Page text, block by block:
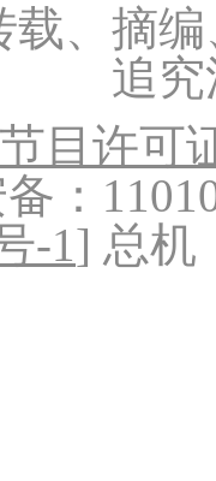
载、摘
追
目许可
：
-1] 总机